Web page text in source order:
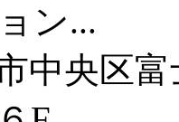
ン...
中央区